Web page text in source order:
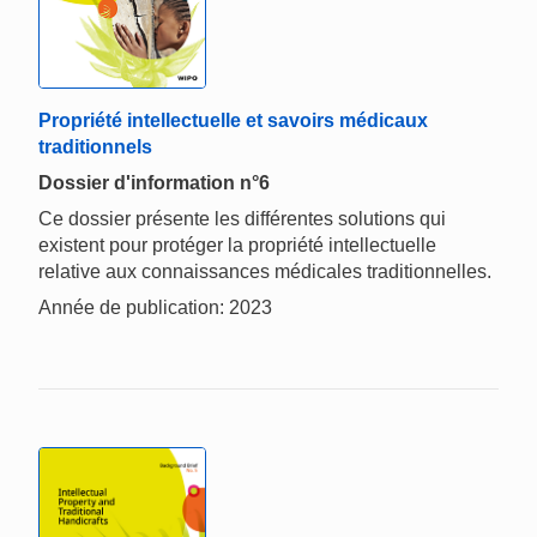
Propriété intellectuelle et savoirs médicaux
traditionnels
Dossier d'information n°6
Ce dossier présente les différentes solutions qui
existent pour protéger la propriété intellectuelle
relative aux connaissances médicales traditionnelles.
Année de publication: 2023